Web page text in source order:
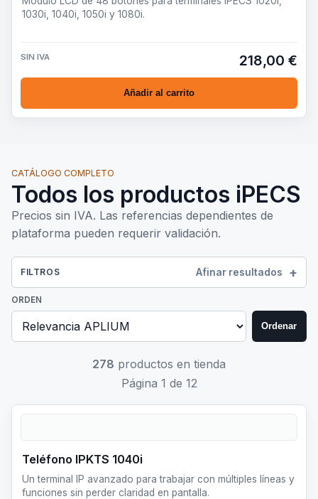
1030i, 1040i, 1050i y 1080i.
SIN IVA 218,00 €
Añadir al carrito
CATÁLOGO COMPLETO
Todos los productos iPECS
Precios sin IVA. Las referencias dependientes de
plataforma pueden requerir validación.
FILTROS Afinar resultados
ORDEN
Ordenar
278 productos en tienda
Página 1 de 12
Teléfono IPKTS 1040i
Un terminal IP avanzado para trabajar con múltiples líneas y
funciones sin perder claridad en pantalla.